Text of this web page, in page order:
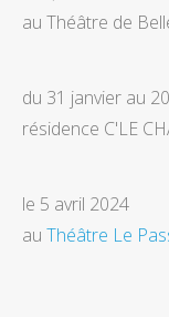
au Théâtre de
du 31 janvier au
résidence C'LE
le 5 avril 2024
au Théâtre Le